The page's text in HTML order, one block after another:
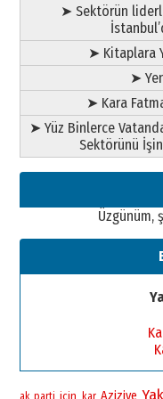
➤ Sektörün
➤ Kitaplara
➤
➤ Kara
➤ Yüz Binlerce
Sektörünü
Üzgünüm,
ak parti icin kar Aziziye